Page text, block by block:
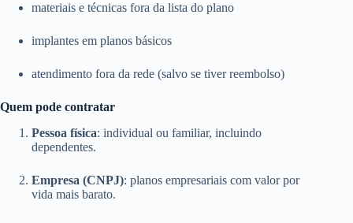
materiais e técnicas fora da lista do plano
implantes em planos básicos
atendimento fora da rede (salvo se tiver reembolso)
Quem pode contratar
Pessoa física: individual ou familiar, incluindo
dependentes.
Empresa (CNPJ): planos empresariais com valor por
vida mais barato.